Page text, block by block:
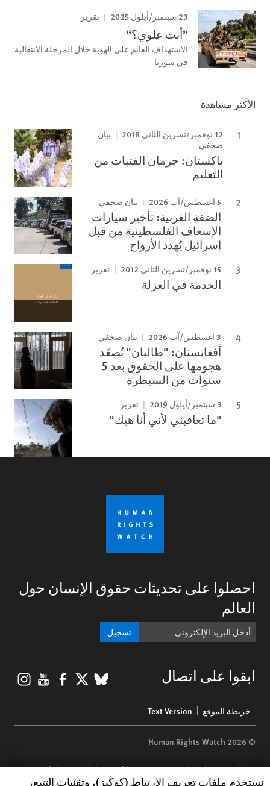
23 سبتمبر/أيلول 2025 تقرير
”أنت علوي؟“
الاستهداف القائم على الهوية خلال المرحلة الانتقالية
في سوريا
الأكثر مشاهدة
12 نوفمبر/تشرين الثاني 2018
بيان
صحفي
باكستان: حرمان الفتيات من
التعليم
5 اغسطس/آب 2026 بيان صحفي
الضفة الغربية: تأخير سيارات
الإسعاف الفلسطينية من قبل
إسرائيل يُهدد الأرواح
15 نوفمبر/تشرين الثاني 2012 تقرير
الخدمة في العزلة
3 اغسطس/آب 2026 بيان صحفي
أفغانستان: "طالبان" تُصعّد
هجومها على الحقوق بعد 5
سنوات من السيطرة
3 سبتمبر/أيلول 2019 تقرير
"ما تعاقبني لأني أنا هيك"
احصلوا على تحديثات حقوق الإنسان حول
العالم
تسجيل
ابقوا على اتصال BlueSky
X
menu
خريطة الموقع Text Version
© 2026 Human Rights Watch
Human Rights Watch| 350 Fifth Avenue, 34th Floor | New York,NY
10118-3299 USA|t 1.212.290.4700
Human Rights Watch cookie preferences
نستخدم ملفات تعريف الارتباط (كوكيز)، وتقنيات التتبع،